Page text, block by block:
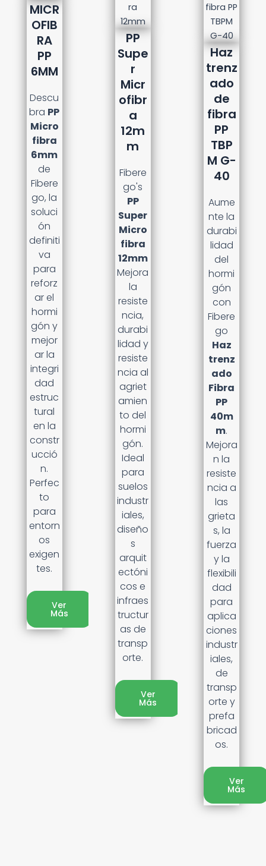
MICR
OFIB
RA
PP
6MM
Descu
bra PP
Micro
fibra
6mm
de
Fibere
go, la
soluci
ón
definiti
va
para
reforz
ar el
hormi
gón y
mejor
ar la
integri
dad
estruc
tural
en la
constr
ucció
n.
Perfec
to
para
entorn
os
exigen
tes.
Ver
Más
PP
Supe
r
Micr
ofibr
a
12m
m
Fibere
go's
PP
Super
Micro
fibra
12mm
Mejora
la
resiste
ncia,
durabi
lidad y
resiste
ncia al
agriet
amien
to del
hormi
gón.
Ideal
para
suelos
industr
iales,
diseño
s
arquit
ectóni
cos e
infraes
tructur
as de
transp
orte.
Ver
Más
Haz
trenz
ado
de
fibra
PP
TBP
M G-
40
Aume
nte la
durabi
lidad
del
hormi
gón
con
Fibere
go
Haz
trenz
ado
Fibra
PP
40m
m.
Mejora
n la
resiste
ncia a
las
grieta
s, la
fuerza
y la
flexibili
dad
para
aplica
ciones
industr
iales,
de
transp
orte y
prefa
bricad
os.
Ver
Más